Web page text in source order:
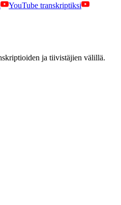
YouTube transkriptiksi
ja tiivistäjien välillä.